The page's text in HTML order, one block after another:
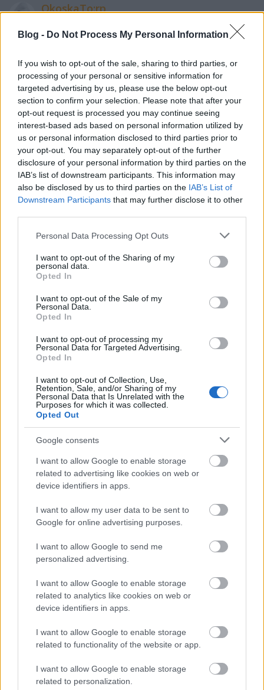
Blog - Do Not Process My Personal Information
If you wish to opt-out of the sale, sharing to third parties, or
processing of your personal or sensitive information for
targeted advertising by us, please use the below opt-out
section to confirm your selection. Please note that after your
opt-out request is processed you may continue seeing
interest-based ads based on personal information utilized by
us or personal information disclosed to third parties prior to
your opt-out. You may separately opt-out of the further
disclosure of your personal information by third parties on the
IAB’s list of downstream participants. This information may
also be disclosed by us to third parties on the IAB’s List of
Downstream Participants that may further disclose it to other
Please note that this website/app uses one or more Google
not limited to your visit or usage behaviour. You may click to
grant or deny consent to Google and its third-party tags to
use your data for below specified purposes in below Google
consent section.
Personal Data Processing Opt Outs
I want to opt-out of the Sharing of my
personal data.
Opted In
I want to opt-out of the Sale of my
Personal Data.
Opted In
I want to opt-out of processing my
Personal Data for Targeted Advertising.
Opted In
I want to opt-out of Collection, Use,
Retention, Sale, and/or Sharing of my
Personal Data that Is Unrelated with the
Purposes for which it was collected.
Opted Out
Google consents
I want to allow Google to enable storage
related to advertising like cookies on web or
device identifiers in apps.
I want to allow my user data to be sent to
Google for online advertising purposes.
I want to allow Google to send me
personalized advertising.
I want to allow Google to enable storage
related to analytics like cookies on web or
device identifiers in apps.
I want to allow Google to enable storage
related to functionality of the website or app.
I want to allow Google to enable storage
related to personalization.
OkoskaTo:rp
A Mundo évek óta nem csinál semmit a területen, a
ledózerolásán kívül. Ha jól számolok, emiatt már
lejárt az eredeti építési engedélyük is.
Abban is biztos lehet a tisztelt nagyérdemű, hogy
majd a Mundo szája íze szerint módosulni fog
(magától?...) a kerületi rendezési terv és övezeti
besorolás. Vezetőink pedig majd megindokolják, pl.
hogy majd ide költözik a polgármesteri hivatal,
rendőrség, SZTK, ezért kell a 90%-os beépítettség
(zöldövezetben), és a 300% körüli szintterületi
mutató.
elmebetegségen - de akkor meg gondnokság alá
indokot mondani ez engedélyre? A kerületi lakosság
boldogítását? Ellenzik, tüntettek a pláza ellen.
Karl Friedrich Drais der Freiherr von
Sauerbronn
14 éve
Eddig tart a kérdés.
cserfes csermely
Porhintés. mi más lenne.
Brix
A kormány jól döntött, amikor kitalálta a
plázastopot, hiszen a magyar építőipar így sem bírja
kapacitásokkal, annyi a megrendelése. Elég
szakképzett munkaerő sem lenne, akik esetleg ott
tudnának dolgozni, ráadásul még jól fizető új
munkahelyeket teremtett a bíráló bizottság
tagjainak
ZBR